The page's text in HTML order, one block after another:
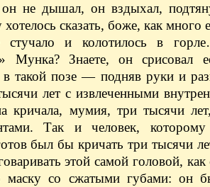
не дышал, он вздыхал,
сказать, боже, как много
стучало и колотилось в
Мунка? Знаете, он срисовал
в такой позе — подняв руки и
лет с извлеченными
кричала, мумия, три тысячи
Так и человек, которому
был бы кричать три тысячи
этой самой головой,
маску со сжатыми губами: он